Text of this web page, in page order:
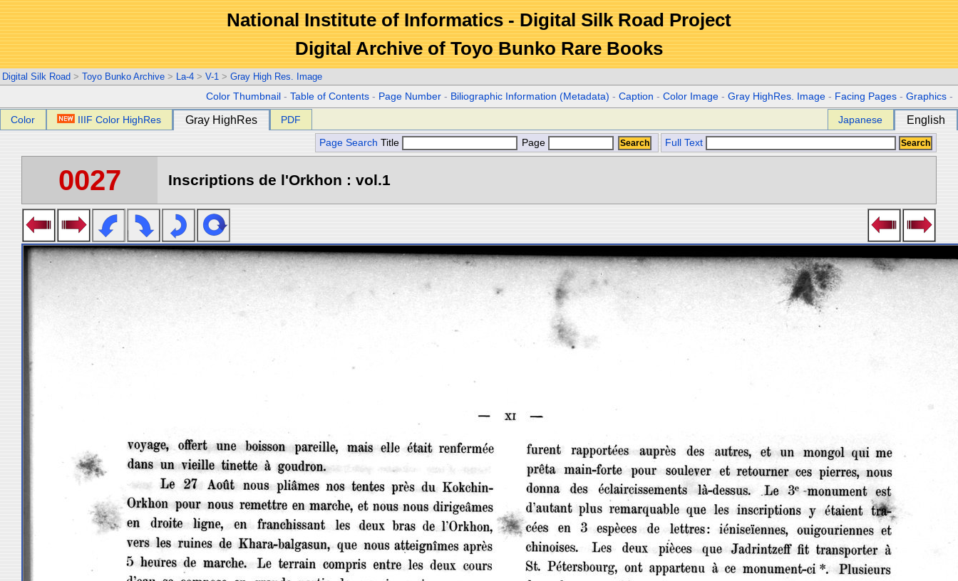
National Institute of Informatics - Digital Silk Road Project
Digital Archive of Toyo Bunko Rare Books
Digital Silk Road > Toyo Bunko Archive > La-4 > V-1 > Gray High Res. Image
Color Thumbnail -Table of Contents - Page Number - Biliographic Information (Metadata) -Caption -Color Image -Gray HighRes. Image - Facing Pages -Graphics -
Color IIIF Color HighRes Gray HighRes PDF Japanese English
Page Search Title Page Full Text
0027 Inscriptions de l'Orkhon : vol.1